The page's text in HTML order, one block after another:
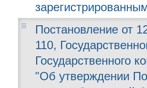
Постановление от
110,
Государственного
"Об утверждении